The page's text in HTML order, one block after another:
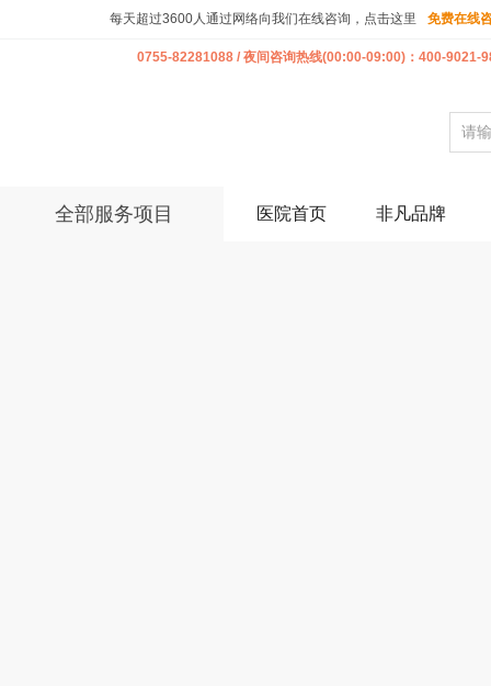
每天超过3600人通过网络向我们在线咨询，点击这里 免费在线
0755-82281088 / 夜间咨询热线(00:00-09:00)：400-9021-
全部服务项目 医院首页 非凡品牌